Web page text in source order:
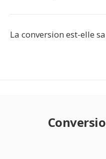
La conversion est-elle